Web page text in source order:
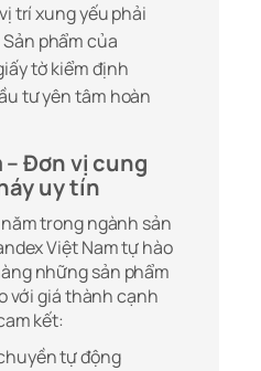
trí xung yếu phải
Sản phẩm của
tờ kiểm định
tư yên tâm hoàn
– Đơn vị cung
uy tín
trong ngành sản
Việt Nam tự hào
những sản phẩm
với giá thành cạnh
kết:
tự động